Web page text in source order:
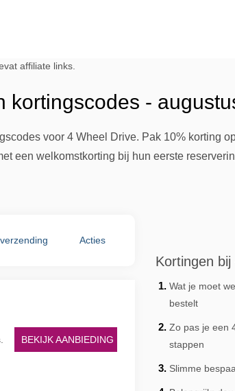
affiliate links.
-
voor 4 Wheel Drive. Pak 10% korting
een welkomstkorting bij hun eerste
Acties
BEKIJK AANBIEDING
Kortingen
Wat je moet
bestelt
Zo pas je een
stappen
Slimme